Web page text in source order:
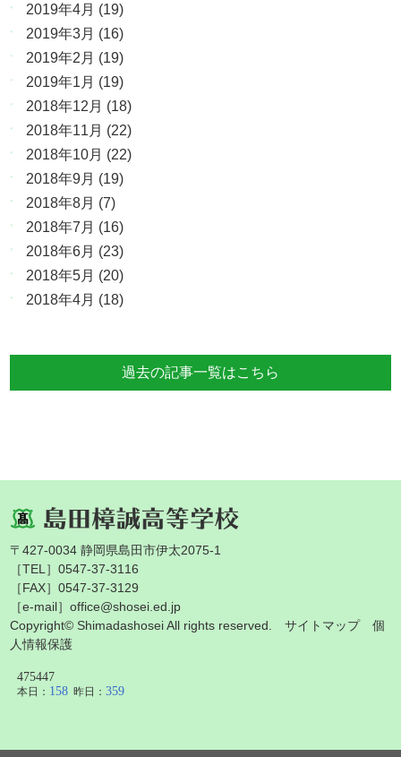
2019年4月 (19)
2019年3月 (16)
2019年2月 (19)
2019年1月 (19)
2018年12月 (18)
2018年11月 (22)
2018年10月 (22)
2018年9月 (19)
2018年8月 (7)
2018年7月 (16)
2018年6月 (23)
2018年5月 (20)
2018年4月 (18)
過去の記事一覧はこちら
〒427-0034 静岡県島田市伊太2075-1
［TEL］0547-37-3116
［FAX］0547-37-3129
［e-mail］office@shosei.ed.jp
Copyright© Shimadashosei All rights reserved.サイトマップ
個
人情報保護